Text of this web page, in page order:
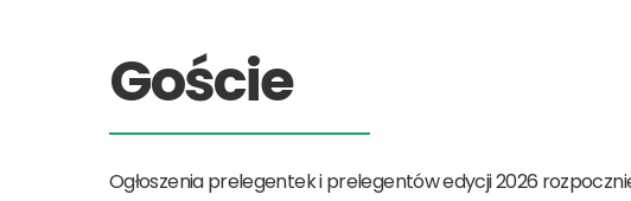
Goście
Ogłoszenia prelegentek i prelegentów edycji 2026